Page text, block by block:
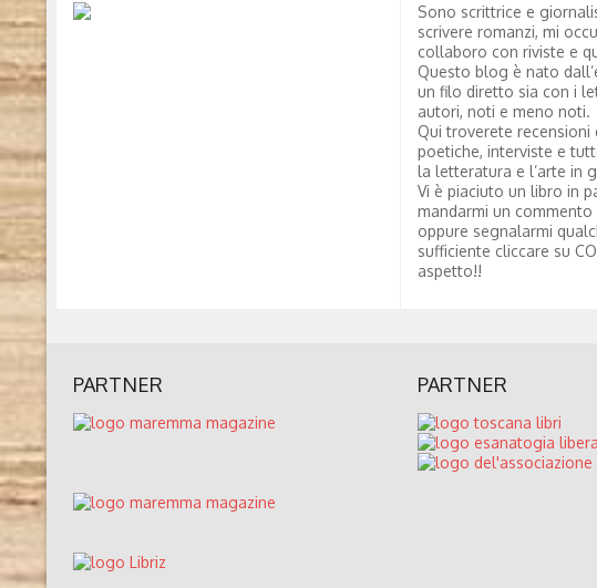
Sono scrittrice e
scrivere romanzi, mi
collaboro con riviste e
Questo blog è nato
un filo diretto sia con i
autori, noti e meno noti.
Qui troverete recensioni
poetiche, interviste e
la letteratura e l’arte in
Vi è piaciuto un libro in
mandarmi un
oppure segnalarmi
sufficiente cliccare su
aspetto!!
PARTNER PARTNER